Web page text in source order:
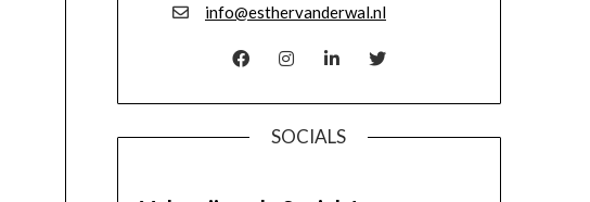
info@esthervanderwal.nl
SOCIALS